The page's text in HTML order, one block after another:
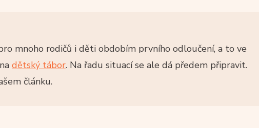
mnoho rodičů i děti obdobím prvního odloučení, a to ve
dětský tábor. Na řadu situací se ale dá předem připravit.
článku.